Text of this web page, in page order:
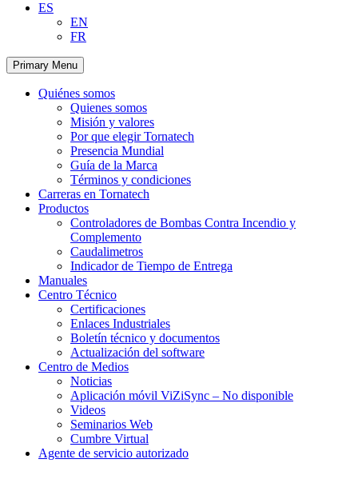
ES
EN
FR
Primary Menu
Quiénes somos
Quienes somos
Misión y valores
Por que elegir Tornatech
Presencia Mundial
Guía de la Marca
Términos y condiciones
Carreras en Tornatech
Productos
Controladores de Bombas Contra Incendio y
Complemento
Caudalimetros
Indicador de Tiempo de Entrega
Manuales
Centro Técnico
Certificaciones
Enlaces Industriales
Boletín técnico y documentos
Actualización del software
Centro de Medios
Noticias
Aplicación móvil ViZiSync – No disponible
Videos
Seminarios Web
Cumbre Virtual
Agente de servicio autorizado